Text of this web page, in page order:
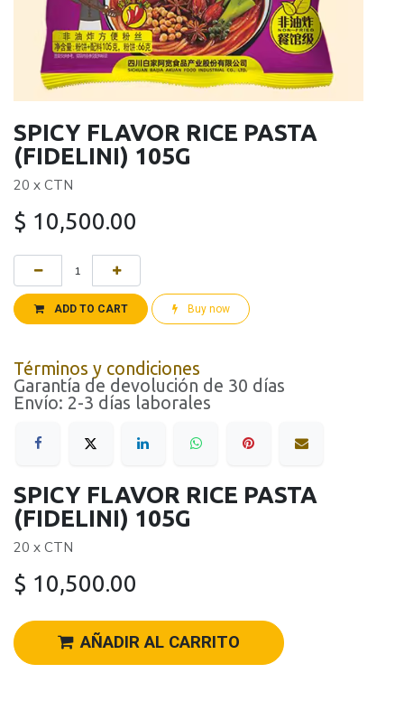
SPICY FLAVOR RICE PASTA
(FIDELINI) 105G
20 x CTN
$ 10,500.00
ADD TO CART Buy now
Términos y condiciones
Garantía de devolución de 30 días
Envío: 2-3 días laborales
SPICY FLAVOR RICE PASTA
(FIDELINI) 105G
20 x CTN
$ 10,500.00
AÑADIR AL CARRITO